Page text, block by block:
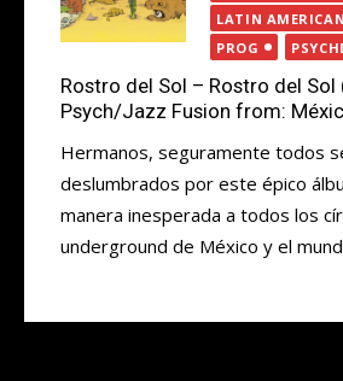
LATIN
PROG
Rostro del Sol – Rostro del Sol
Psych/Jazz Fusion from:
Hermanos, seguramente todos
deslumbrados por este épico
manera inesperada a todos los
underground de México y el